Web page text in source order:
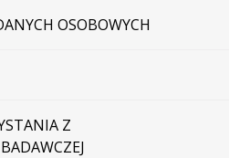
OSOBOWYCH
Z